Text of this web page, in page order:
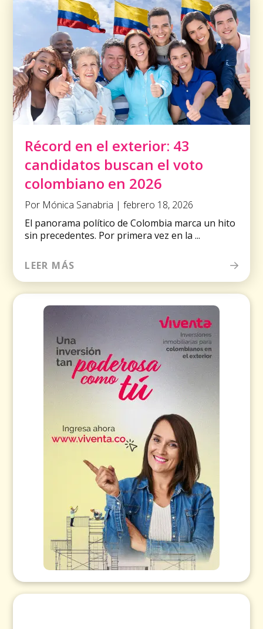
Récord en el exterior: 43
candidatos buscan el voto
colombiano en 2026
Por Mónica Sanabria | febrero 18, 2026
El panorama político de Colombia marca un hito
sin precedentes. Por primera vez en la ...
LEER MÁS